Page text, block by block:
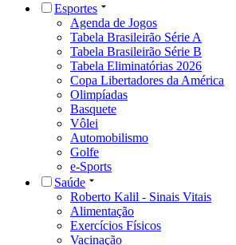
Esportes
Agenda de Jogos
Tabela Brasileirão Série A
Tabela Brasileirão Série B
Tabela Eliminatórias 2026
Copa Libertadores da América
Olimpíadas
Basquete
Vôlei
Automobilismo
Golfe
e-Sports
Saúde
Roberto Kalil - Sinais Vitais
Alimentação
Exercícios Físicos
Vacinação